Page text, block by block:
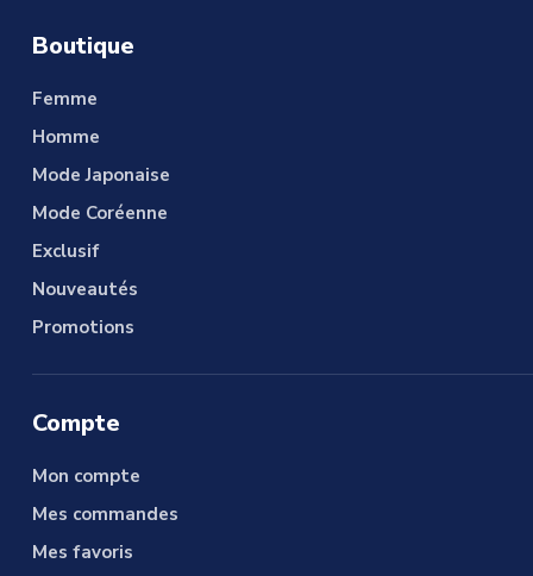
Boutique
Femme
Homme
Mode Japonaise
Mode Coréenne
Exclusif
Nouveautés
Promotions
Compte
Mon compte
Mes commandes
Mes favoris